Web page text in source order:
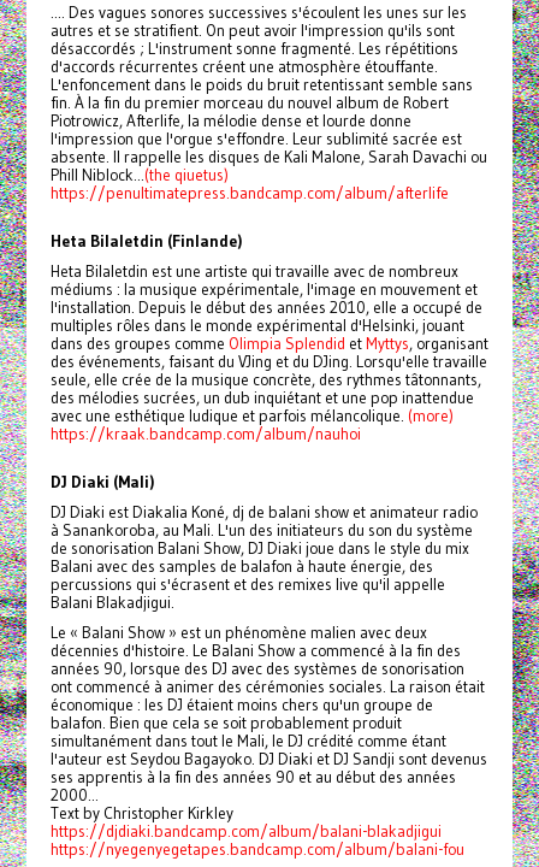
.... Des vagues sonores successives s'écoulent les unes sur les
autres et se stratifient. On peut avoir l'impression qu'ils sont
désaccordés ; L'instrument sonne fragmenté. Les répétitions
d'accords récurrentes créent une atmosphère étouffante.
L'enfoncement dans le poids du bruit retentissant semble sans
fin. À la fin du premier morceau du nouvel album de Robert
Piotrowicz, Afterlife, la mélodie dense et lourde donne
l'impression que l'orgue s'effondre. Leur sublimité sacrée est
absente. Il rappelle les disques de Kali Malone, Sarah Davachi ou
Phill Niblock...(the qiuetus)
https://penultimatepress.bandcamp.com/album/afterlife
Heta Bilaletdin (Finlande)
Heta Bilaletdin est une artiste qui travaille avec de nombreux
médiums : la musique expérimentale, l'image en mouvement et
l'installation. Depuis le début des années 2010, elle a occupé de
multiples rôles dans le monde expérimental d'Helsinki, jouant
dans des groupes comme Olimpia Splendid etMyttys, organisant
des événements, faisant du VJing et du DJing. Lorsqu'elle travaille
seule, elle crée de la musique concrète, des rythmes tâtonnants,
des mélodies sucrées, un dub inquiétant et une pop inattendue
avec une esthétique ludique et parfois mélancolique. (more)
https://kraak.bandcamp.com/album/nauhoi
DJ Diaki (Mali)
DJ Diaki est Diakalia Koné, dj de balani show et animateur radio
à Sanankoroba, au Mali. L'un des initiateurs du son du système
de sonorisation Balani Show, DJ Diaki joue dans le style du mix
Balani avec des samples de balafon à haute énergie, des
percussions qui s'écrasent et des remixes live qu'il appelle
Balani Blakadjigui.
Le « Balani Show » est un phénomène malien avec deux
décennies d'histoire. Le Balani Show a commencé à la fin des
années 90, lorsque des DJ avec des systèmes de sonorisation
ont commencé à animer des cérémonies sociales. La raison était
économique : les DJ étaient moins chers qu'un groupe de
balafon. Bien que cela se soit probablement produit
simultanément dans tout le Mali, le DJ crédité comme étant
l'auteur est Seydou Bagayoko. DJ Diaki et DJ Sandji sont devenus
ses apprentis à la fin des années 90 et au début des années
2000...
Text by Christopher Kirkley
https://djdiaki.bandcamp.com/album/balani-blakadjigui
https://nyegenyegetapes.bandcamp.com/album/balani-fou